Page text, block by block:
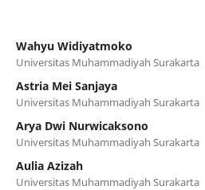
Wahyu Widiyatmoko
Universitas Muhammadiyah Surakarta
Astria Mei Sanjaya
Universitas Muhammadiyah Surakarta
Arya Dwi Nurwicaksono
Universitas Muhammadiyah Surakarta
Aulia Azizah
Universitas Muhammadiyah Surakarta